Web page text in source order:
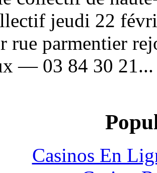
jeudi 22
rue parmentier
— 03 84 30
Casinos En